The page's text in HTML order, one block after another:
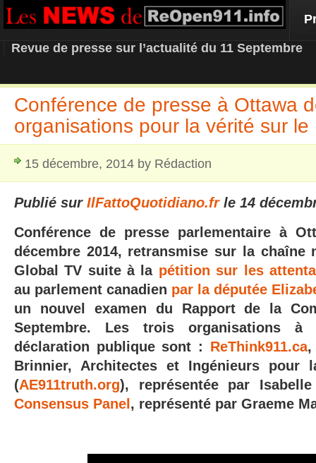
REOPEN911 – NEWS
Revue de presse sur l’actualité du 11 Septembre
Conférence de presse à Ottawa
organisations pour la vérité sur le
15 décembre, 2014 by Rédaction
Publié sur IlFattoQuotidiano.frle 14
Conférence de presse parlementaire à
décembre 2014, retransmise sur la chaîne
Global TV suite à la pétition sur les
au parlement canadien par la députée
un nouvel examen du Rapport de la
Septembre. Les trois organisations à
déclaration publique sont : ReThink911.ca,
Brinnier, Architectes et Ingénieurs pour
(AE911truth.org), représentée par
Consensus Panel , représenté par Graeme